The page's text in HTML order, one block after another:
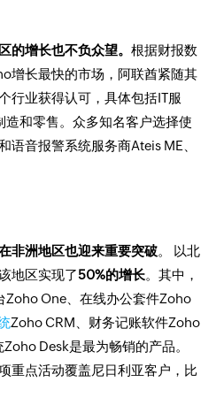
的增长也不负众望。根据财报数
增长最快的市场，阿联酋紧随其
行业获得认可，具体包括IT服
和零售。众多知名客户选择使
语音报警系统服务商Ateis ME、
非洲地区也迎来重要突破。 以北
地区实现了50%的增长。其中，
Zoho One、在线办公套件Zoho
Zoho CRM、财务记账软件Zoho
Desk是最为畅销的产品。
重点活动覆盖尼日利亚客户，比